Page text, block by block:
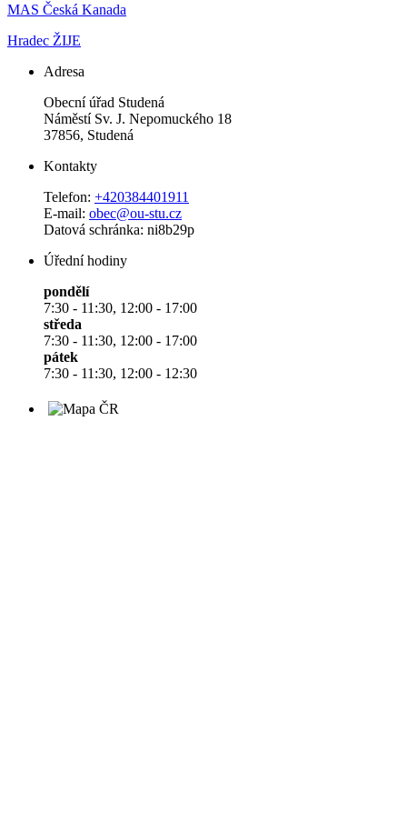
MAS Česká Kanada
Hradec ŽIJE
Adresa
Obecní úřad Studená
Náměstí Sv. J. Nepomuckého 18
37856, Studená
Kontakty
Telefon: +420384401911
E-mail: obec@ou-stu.cz
Datová schránka: ni8b29p
Úřední hodiny
pondělí
7:30 - 11:30, 12:00 - 17:00
středa
7:30 - 11:30, 12:00 - 17:00
pátek
7:30 - 11:30, 12:00 - 12:30